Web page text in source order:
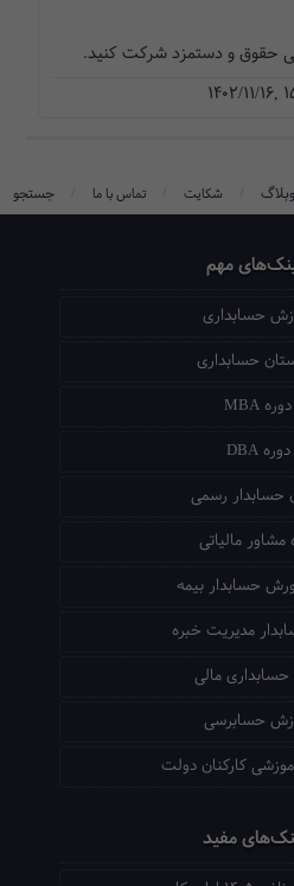
حقوق و دستمزد شرکت کنید.
1402/11/16,
وبلاگ شکایت تماس با ما جستجو
مهم
حسابداری
حسابداری
دوره MBA
دوره DBA
حسابدار رسمی
مشاور مالیاتی
حسابدار بیمه
مدیریت خبره
حسابداری مالی
حسابرسی
کارکنان دولت
مفید